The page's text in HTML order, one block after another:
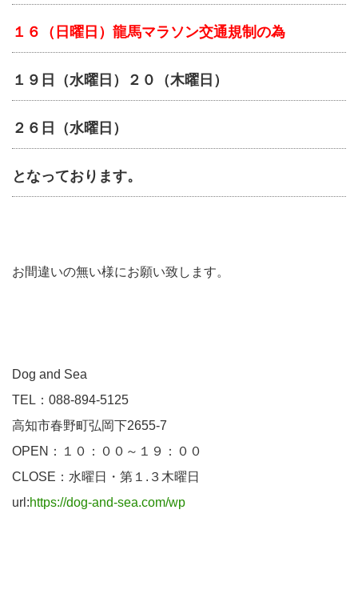
１６（日曜日）龍馬マラソン交通規制の為
１９日（水曜日）２０（木曜日）
２６日（水曜日）
となっております。
お間違いの無い様にお願い致します。
Dog and Sea
TEL：088-894-5125
高知市春野町弘岡下2655-7
OPEN：１０：００～１９：００
CLOSE：水曜日・第１.３木曜日
url:https://dog-and-sea.com/wp